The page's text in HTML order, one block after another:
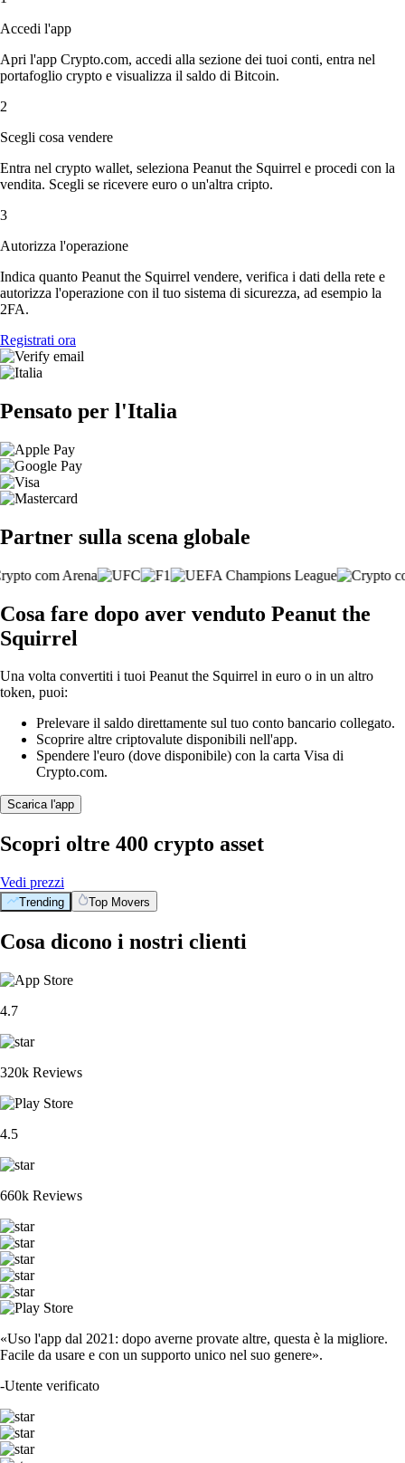
Accedi l'app
Apri l'app Crypto.com, accedi alla sezione dei tuoi conti, entra nel
portafoglio crypto e visualizza il saldo di Bitcoin.
2
Scegli cosa vendere
Entra nel crypto wallet, seleziona Peanut the Squirrel e procedi con la
vendita. Scegli se ricevere euro o un'altra cripto.
3
Autorizza l'operazione
Indica quanto Peanut the Squirrel vendere, verifica i dati della rete e
autorizza l'operazione con il tuo sistema di sicurezza, ad esempio la
2FA.
Registrati ora
Pensato per l'Italia
Partner sulla scena globale
Cosa fare dopo aver venduto Peanut the
Squirrel
Una volta convertiti i tuoi Peanut the Squirrel in euro o in un altro
token, puoi:
Prelevare il saldo direttamente sul tuo conto bancario collegato.
Scoprire altre criptovalute disponibili nell'app.
Spendere l'euro (dove disponibile) con la carta Visa di
Crypto.com.
Scarica l'app
Scopri oltre 400 crypto asset
Vedi prezzi
Trending Top Movers
Cosa dicono i nostri clienti
4.7
320k Reviews
4.5
660k Reviews
«Uso l'app dal 2021: dopo averne provate altre, questa è la migliore.
Facile da usare e con un supporto unico nel suo genere».
-Utente verificato